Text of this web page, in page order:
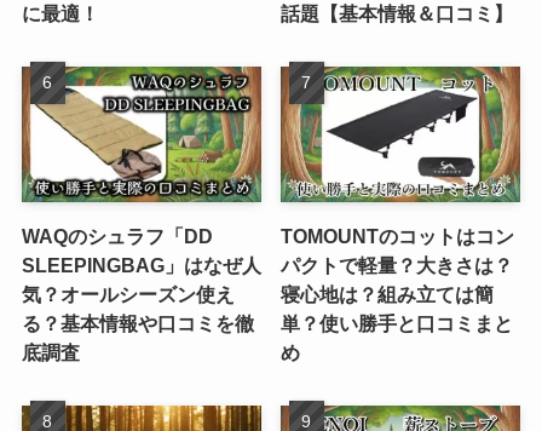
に最適！
話題【基本情報＆口コミ】
WAQのシュラフ「DD
SLEEPINGBAG」はなぜ人
気？オールシーズン使え
る？基本情報や口コミを徹
底調査
TOMOUNTのコットはコン
パクトで軽量？大きさは？
寝心地は？組み立ては簡
単？使い勝手と口コミまと
め